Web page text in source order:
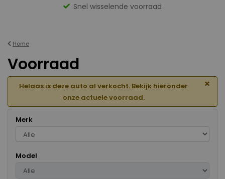
Gevarieerd aanbod
Home
Voorraad
Helaas is deze auto al verkocht. Bekijk hieronder
onze actuele voorraad.
×
Merk
Model